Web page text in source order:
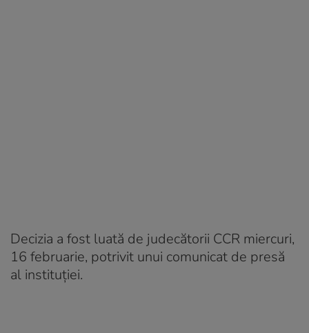
Decizia a fost luată de judecătorii CCR miercuri,
16 februarie, potrivit unui comunicat de presă
al instituției.